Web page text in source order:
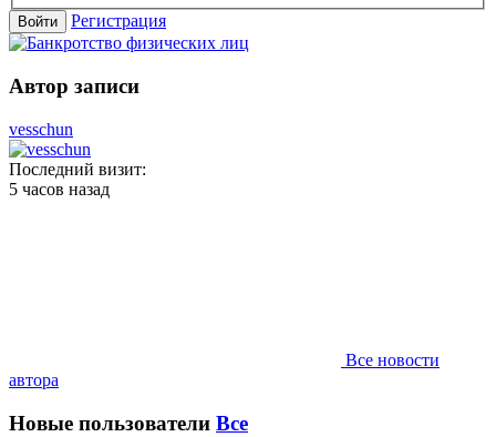
Войти Регистрация
Автор записи
vesschun
Последний визит:
5 часов назад
Все новости
автора
Новые пользователи Все